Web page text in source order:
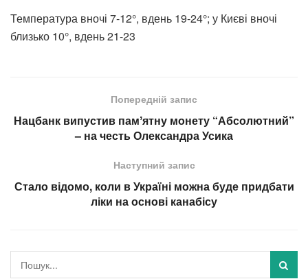
Температура вночі 7-12°, вдень 19-24°; у Києві вночі
близько 10°, вдень 21-23
Попередній запис
Нацбанк випустив памʼятну монету “Абсолютний”
– на честь Олександра Усика
Наступний запис
Стало відомо, коли в Україні можна буде придбати
ліки на основі канабісу